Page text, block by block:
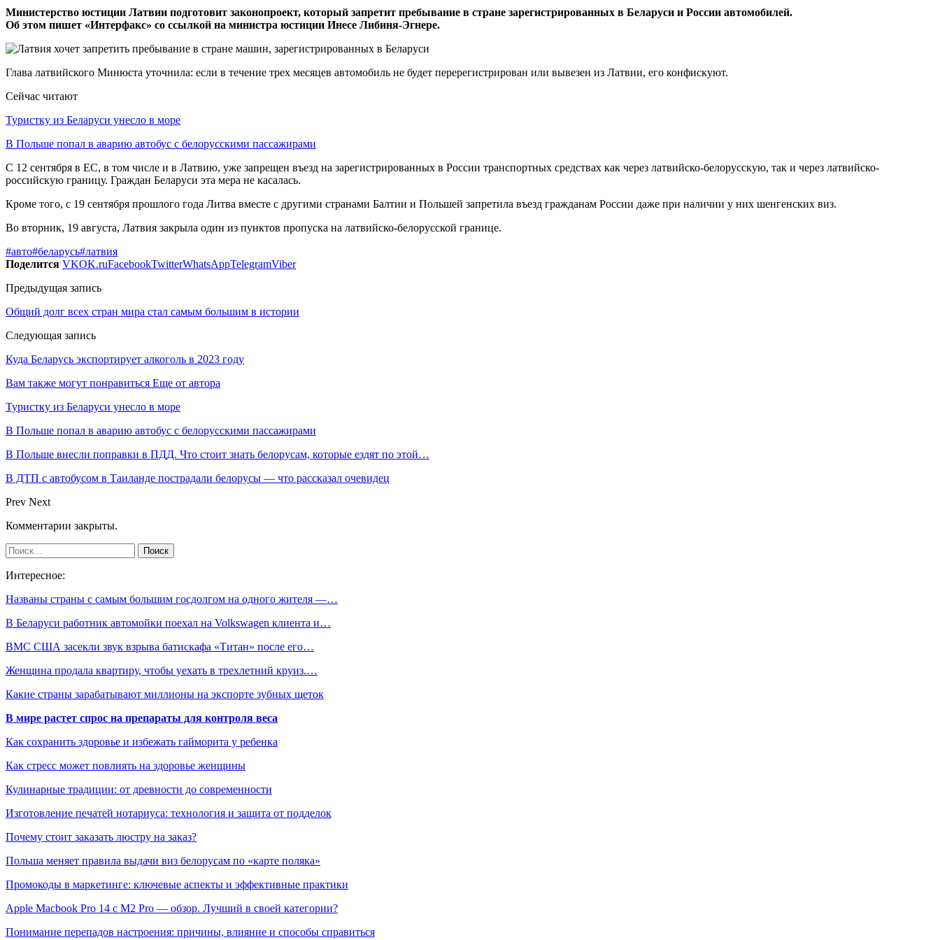
Министерство юстиции Латвии подготовит законопроект, который запретит пребывание в стране зарегистрированных в Беларуси и России автомобилей.
Об этом пишет «Интерфакс» со ссылкой на министра юстиции Инесе Либиня-Эгнере.
Глава латвийского Минюста уточнила: если в течение трех месяцев автомобиль не будет перерегистрирован или вывезен из Латвии, его конфискуют.
Сейчас читают
Туристку из Беларуси унесло в море
В Польше попал в аварию автобус с белорусскими пассажирами
С 12 сентября в ЕС, в том числе и в Латвию, уже запрещен въезд на зарегистрированных в России транспортных средствах как через латвийско-белорусскую, так и через латвийско-
российскую границу. Граждан Беларуси эта мера не касалась.
Кроме того, с 19 сентября прошлого года Литва вместе с другими странами Балтии и Польшей запретила въезд гражданам России даже при наличии у них шенгенских виз.
Во вторник, 19 августа, Латвия закрыла один из пунктов пропуска на латвийско-белорусской границе.
#авто#беларусь#латвия
Поделится VKOK.ruFacebookTwitterWhatsAppTelegramViber
Предыдущая запись
Общий долг всех стран мира стал самым большим в истории
Следующая запись
Куда Беларусь экспортирует алкоголь в 2023 году
Вам также могут понравиться Еще от автора
Туристку из Беларуси унесло в море
В Польше попал в аварию автобус с белорусскими пассажирами
В Польше внесли поправки в ПДД. Что стоит знать белорусам, которые ездят по этой…
В ДТП с автобусом в Таиланде пострадали белорусы — что рассказал очевидец
Prev Next
Комментарии закрыты.
Интересное:
Названы страны с самым большим госдолгом на одного жителя —…
В Беларуси работник автомойки поехал на Volkswagen клиента и…
ВМС США засекли звук взрыва батискафа «Титан» после его…
Женщина продала квартиру, чтобы уехать в трехлетний круиз.…
Какие страны зарабатывают миллионы на экспорте зубных щеток
В мире растет спрос на препараты для контроля веса
Как сохранить здоровье и избежать гайморита у ребенка
Как стресс может повлиять на здоровье женщины
Кулинарные традиции: от древности до современности
Изготовление печатей нотариуса: технология и защита от подделок
Почему стоит заказать люстру на заказ?
Польша меняет правила выдачи виз белорусам по «карте поляка»
Промокоды в маркетинге: ключевые аспекты и эффективные практики
Apple Macbook Pro 14 с M2 Pro — обзор. Лучший в своей категории?
Понимание перепадов настроения: причины, влияние и способы справиться